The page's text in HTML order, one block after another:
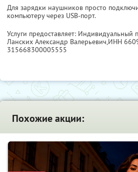
Для зарядки наушников просто
компьютеру через USB-порт.
Услуги предоставляет: Индивидуальный
Ланских Александр Валерьевич,ИНН
315668300005555
Похожие акции: